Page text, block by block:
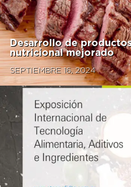
Desarrollo de
nutricional mejorado
SEPTIEMBRE 16, 2024